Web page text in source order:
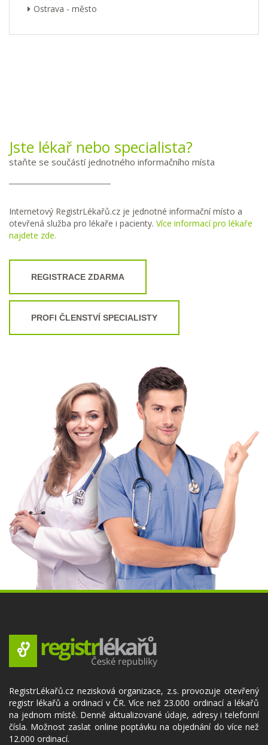
Ostrava - město
Jste lékař nebo specialista?
staňte se součástí jednotného informačního místa
Internetový RegistrLékařů.cz je jednotné informační místo a
otevřená služba pro lékaře i pacienty. Více informací pro lékaře
najdete zde.
REGISTRACE ZDARMA
PROFI ČLENSTVÍ SPECIALISTY
RegistrLékařů.cz nezisková organizace, z.s. provozuje otevřený
registr lékařů a ordinací v ČR. Více než 23.000 ordinací a lékařů
na jednom místě. Denně aktualizované údaje, adresy i telefonní
čísla. Možnost zaslat online poptávku na objednání do více než
12.000 ordinací.